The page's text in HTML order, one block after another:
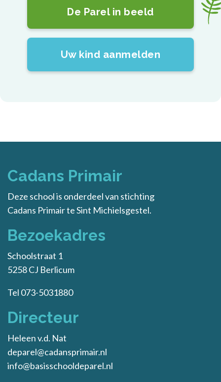
De Parel in beeld
Uw kind aanmelden
Cadans Primair
Deze school is onderdeel van stichting
Cadans Primairte Sint Michielsgestel.
Bezoekadres
Schoolstraat 1
5258 CJ Berlicum
Tel 073-5031880
Directeur
Heleen v.d. Nat
deparel@cadansprimair.nl
info@basisschooldeparel.nl